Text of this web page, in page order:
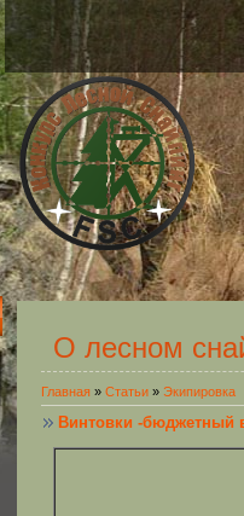
О лесном
Главная » Статьи » Экипировка
Винтовки -бюджетный